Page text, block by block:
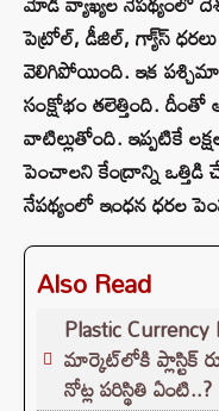
పెట్రోల్, డీజిల్, గ్యా్స్
వెలిగిపోయింది. ఇక
సంక్షోభం తలెత్తింది. దీంతో
వాటిల్లుతోంది. ఇప్పటికే
పెంచాలని కేంద్రాన్ని ఒత్తిడి
నేపథ్యంలో ఇంధన ధరల
Also Read
Plastic
మార్కెట్‌లోకి ప్లాస్టిక్
నోట్ల పరిస్థితి ఏంటి..?